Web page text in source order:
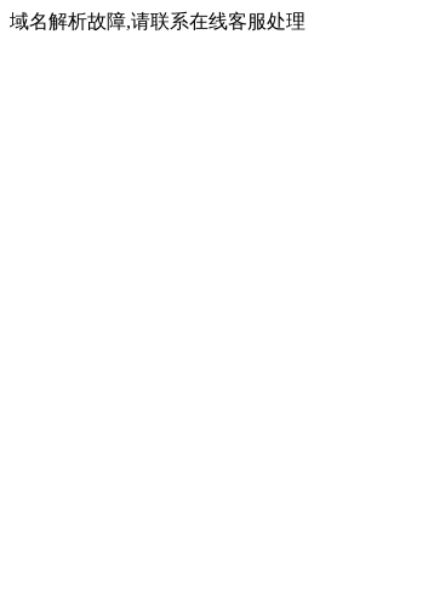
域名解析故障,请联系在线客服处理